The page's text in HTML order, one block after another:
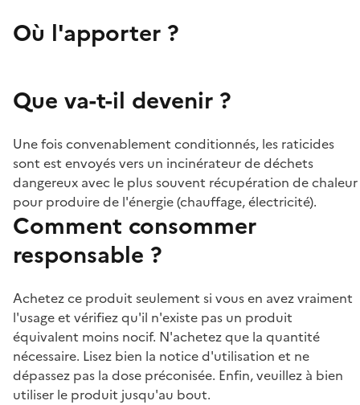
Où l'apporter ?
Que va-t-il devenir ?
Une fois convenablement conditionnés, les raticides
sont est envoyés vers un incinérateur de déchets
dangereux avec le plus souvent récupération de chaleur
pour produire de l'énergie (chauffage, électricité).
Comment consommer
responsable ?
Achetez ce produit seulement si vous en avez vraiment
l'usage et vérifiez qu'il n'existe pas un produit
équivalent moins nocif. N'achetez que la quantité
nécessaire. Lisez bien la notice d'utilisation et ne
dépassez pas la dose préconisée. Enfin, veuillez à bien
utiliser le produit jusqu'au bout.